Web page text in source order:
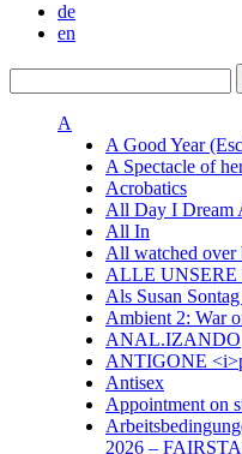
de
en
A
A Good Year
A Spectacle of
Acrobatics
All Day I Dream
All In
All watched over
ALLE UNSERE
Als Susan
Ambient 2: War
ANAL.IZANDO
ANTIGONE
Antisex
Appointment on
2026 –